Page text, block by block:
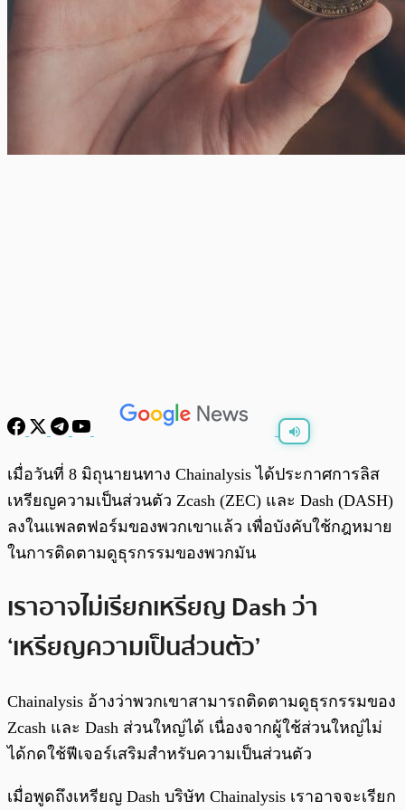
พร้อมเล่น 0:00
เมื่อวันที่ 8 มิถุนายนทาง Chainalysis ได้ประกาศการลิส
เหรียญความเป็นส่วนตัว Zcash (ZEC) และ Dash (DASH)
ลงในแพลตฟอร์มของพวกเขาแล้ว เพื่อบังคับใช้กฎหมาย
ในการติดตามดูธุรกรรมของพวกมัน
เราอาจไม่เรียกเหรียญ Dash ว่า
‘เหรียญความเป็นส่วนตัว’
Chainalysis อ้างว่าพวกเขาสามารถติดตามดูธุรกรรมของ
Zcash และ Dash ส่วนใหญ่ได้ เนื่องจากผู้ใช้ส่วนใหญ่ไม่
ได้กดใช้ฟีเจอร์เสริมสำหรับความเป็นส่วนตัว
เมื่อพูดถึงเหรียญ Dash บริษัท Chainalysis เราอาจจะเรียก